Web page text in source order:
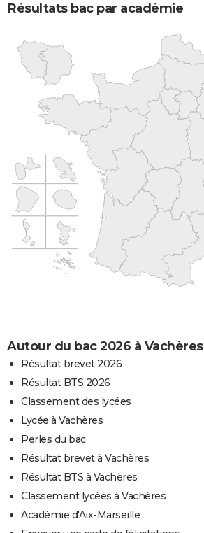
Résultats bac par académie
Autour du bac 2026 à Vachères
Résultat brevet 2026
Résultat BTS 2026
Classement des lycées
Lycée à Vachères
Perles du bac
Résultat brevet à Vachères
Résultat BTS à Vachères
Classement lycées à Vachères
Académie d'Aix-Marseille